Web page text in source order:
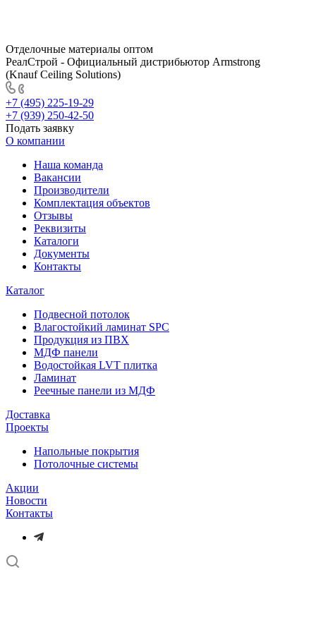
Отделочные материалы оптом
РеалСтрой - Официальный дистрибьютор Armstrong
(Knauf Ceiling Solutions)
+7 (495) 225-19-29
+7 (939) 250-42-50
Подать заявку
О компании
Наша команда
Вакансии
Производители
Комплектация объектов
Отзывы
Реквизиты
Каталоги
Документы
Контакты
Каталог
Подвесной потолок
Влагостойкий ламинат SPC
Продукция из ПВХ
МДФ панели
Водостойкая LVT плитка
Ламинат
Реечные панели из МДФ
Доставка
Проекты
Напольные покрытия
Потолочные системы
Акции
Новости
Контакты